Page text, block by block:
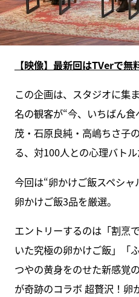
【映像】最新回はTVerで無
この企画は、スタジオに集
名の観客が“今、いちばん
茂・石原良純・高嶋ちさ子
る、対100人との心理バトル
今回は“卵かけご飯スペシ
卵かけご飯3品を厳選。
エントリーするのは「割烹
いた究極の卵かけご飯」「
つやの黄身をのせた新感覚
が奇跡のコラボ 超贅沢！卵